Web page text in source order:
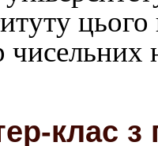
чисельних
клас з